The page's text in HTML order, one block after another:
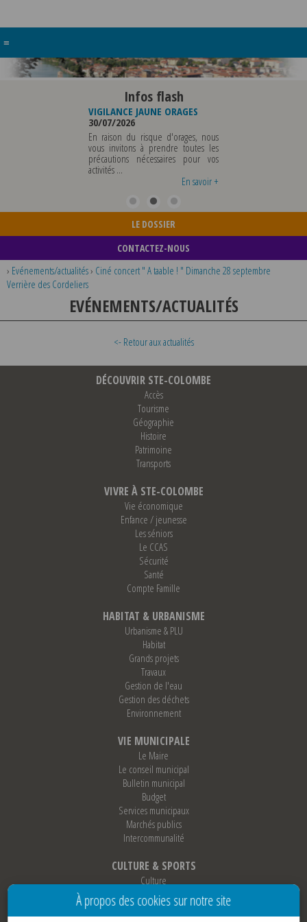
≡
Infos flash
VIGILANCE JAUNE ORAGES
30/07/2026
En raison du risque d'orages, nous
vous invitons à prendre toutes les
précautions nécessaires pour vos
activités ...
En savoir +
LE DOSSIER
CONTACTEZ-NOUS
› Evénements/actualités› Ciné concert " A taable ! " Dimanche 28 septembre
Verrière des Cordeliers
EVÉNEMENTS/ACTUALITÉS
<- Retour aux actualités
DÉCOUVRIR STE-COLOMBE
Accès
Tourisme
Géographie
Histoire
Patrimoine
Transports
VIVRE À STE-COLOMBE
Vie économique
Enfance / jeunesse
Les séniors
Le CCAS
Sécurité
Santé
Compte Famille
HABITAT & URBANISME
Urbanisme & PLU
Habitat
Grands projets
Travaux
Gestion de l'eau
Gestion des déchets
Environnement
VIE MUNICIPALE
Le Maire
Le conseil municipal
Bulletin municipal
Budget
Services municipaux
Marchés publics
Intercommunalité
CULTURE & SPORTS
Culture
Sports
Loisirs
À propos des cookies sur notre site